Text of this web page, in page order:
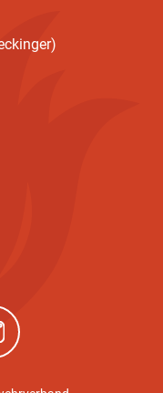
(neues Fenster)